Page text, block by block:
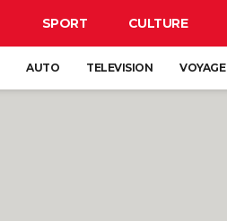
SPORT CULTURE
AUTO TELEVISION VOYAGE